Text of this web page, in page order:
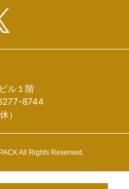
ル１階
8744
）
All Rights Reserved.